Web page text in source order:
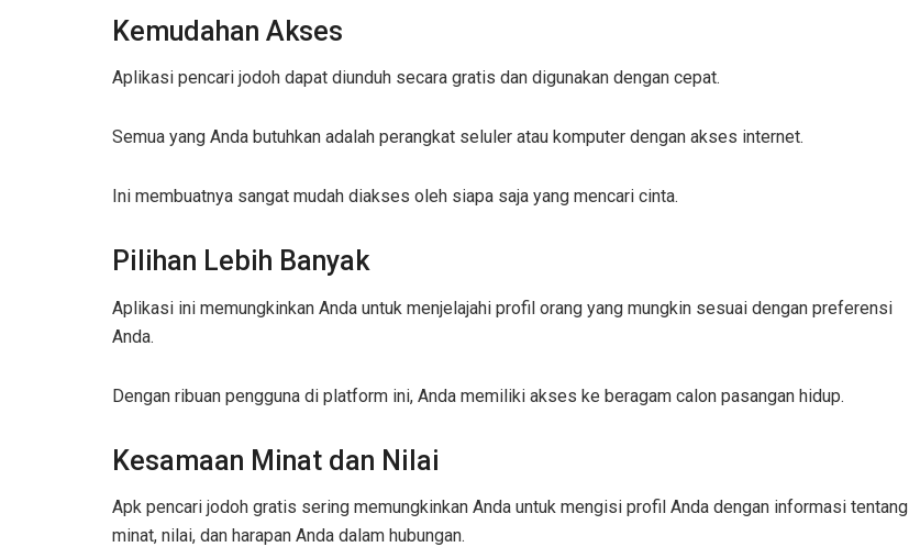
Kemudahan Akses
Aplikasi pencari jodoh dapat diunduh secara gratis dan digunakan dengan cepat.
Semua yang Anda butuhkan adalah perangkat seluler atau komputer dengan akses internet.
Ini membuatnya sangat mudah diakses oleh siapa saja yang mencari cinta.
Pilihan Lebih Banyak
Aplikasi ini memungkinkan Anda untuk menjelajahi profil orang yang mungkin sesuai dengan preferensi
Anda.
Dengan ribuan pengguna di platform ini, Anda memiliki akses ke beragam calon pasangan hidup.
Kesamaan Minat dan Nilai
Apk pencari jodoh gratis sering memungkinkan Anda untuk mengisi profil Anda dengan informasi tentang
minat, nilai, dan harapan Anda dalam hubungan.